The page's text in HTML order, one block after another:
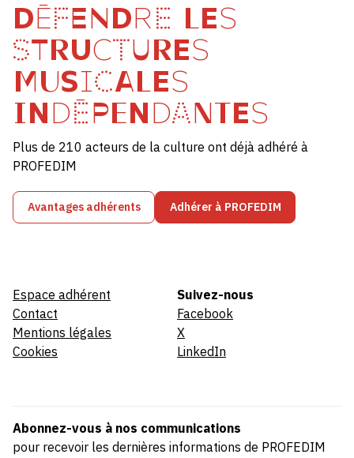
DÉFENDRE LES
STRUCTURES
MUSICALES
INDÉPENDANTES
Plus de 210 acteurs de la culture ont déjà adhéré à
PROFEDIM
Avantages adhérents Adhérer à PROFEDIM
Espace adhérent
Contact
Mentions légales
Cookies
Suivez-nous
Facebook
X
LinkedIn
Abonnez-vous à nos communications
pour recevoir les dernières informations de PROFEDIM